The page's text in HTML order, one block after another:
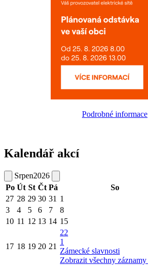
Podrobné informace
Kalendář akcí
Srpen2026
Po Út St Čt Pá So
27 28 29 30 31 1
3
4 5 6 7 8
10 11 12 13 14 15
17 18 19 20 21
22
1
Zámecké slavnosti
Zobrazit všechny záznamy